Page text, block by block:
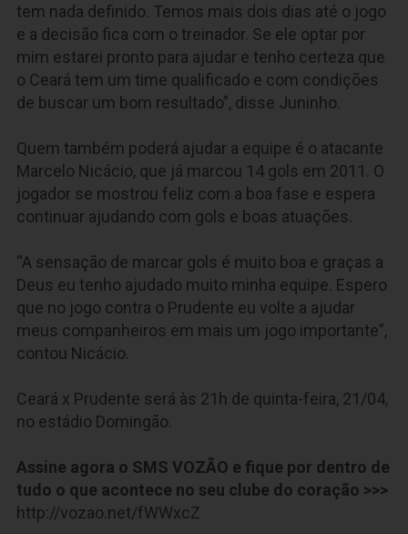
tem nada definido. Temos mais dois dias até o jogo
e a decisão fica com o treinador. Se ele optar por
mim estarei pronto para ajudar e tenho certeza que
o Ceará tem um time qualificado e com condições
de buscar um bom resultado”, disse Juninho.
Quem também poderá ajudar a equipe é o atacante
Marcelo Nicácio, que já marcou 14 gols em 2011. O
jogador se mostrou feliz com a boa fase e espera
continuar ajudando com gols e boas atuações.
“A sensação de marcar gols é muito boa e graças a
Deus eu tenho ajudado muito minha equipe. Espero
que no jogo contra o Prudente eu volte a ajudar
meus companheiros em mais um jogo importante”,
contou Nicácio.
Ceará x Prudente será às 21h de quinta-feira, 21/04,
no estádio Domingão.
Assine agora o SMS VOZÃO e fique por dentro de
tudo o que acontece no seu clube do coração >>>
http://vozao.net/fWWxcZ